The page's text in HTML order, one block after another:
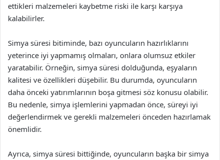
ettikleri malzemeleri kaybetme riski ile karşı karşıya
kalabilirler.
Simya süresi bitiminde, bazı oyuncuların hazırlıklarını
yeterince iyi yapmamış olmaları, onlara olumsuz etkiler
yaratabilir. Örneğin, simya süresi dolduğunda, eşyaların
kalitesi ve özellikleri düşebilir. Bu durumda, oyuncuların
daha önceki yatırımlarının boşa gitmesi söz konusu olabilir.
Bu nedenle, simya işlemlerini yapmadan önce, süreyi iyi
değerlendirmek ve gerekli malzemeleri önceden hazırlamak
önemlidir.
Ayrıca, simya süresi bittiğinde, oyuncuların başka bir simya